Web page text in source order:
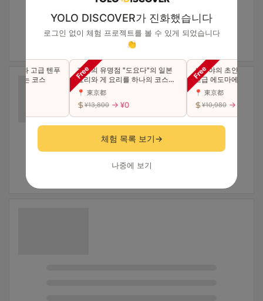
YOLO DISCOVER가 진화했습니다
로그인 없이 체험 프로젝트를 볼 수 있게 되었습니다
👏
밥과 고급 텐푸
있는 코스
긴자의 유명점 "도요다"의 일본
요리와 게 요리를 하나의 코스에
서 사치스럽게 맛본다（동반 가
능）
📍 東京都
¥13,800 → ¥0
시부야의 초인기점이
고급 에도마에 초밥 "특
카세 코스를 만끽하세
📍 東京都
¥10,980 → ¥0
체험 목록 보기→
나중에 보기